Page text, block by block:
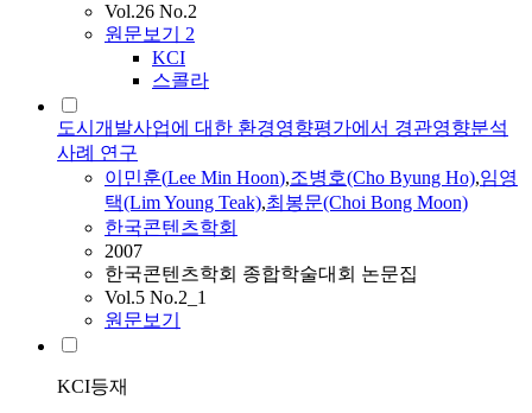
Vol.26 No.2
원문보기 2
KCI
스콜라
도시개발사업에 대한 환경영향평가에서 경관영향분석
사례 연구
이민훈(Lee Min Hoon),조병호(Cho Byung Ho),임영
택(Lim Young Teak),최봉문(Choi Bong Moon)
한국콘텐츠학회
2007
한국콘텐츠학회 종합학술대회 논문집
Vol.5 No.2_1
원문보기
KCI등재